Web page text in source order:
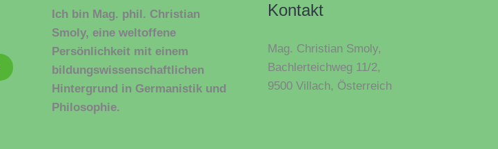
Ich bin Mag. phil. Christian
Smoly, eine weltoffene
Persönlichkeit mit einem
bildungswissenschaftlichen
Hintergrund in Germanistik und
Philosophie.
Kontakt
Mag. Christian Smoly,
Bachlerteichweg 11/2,
9500 Villach, Österreich